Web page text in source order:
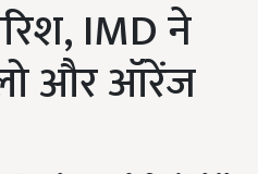
IMD ने
और ऑरेंज